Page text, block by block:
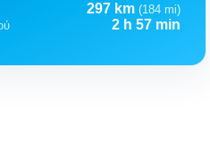
297 km (184 mi)
2 h 57 min